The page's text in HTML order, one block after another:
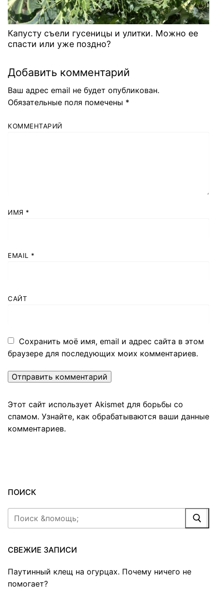
Капусту съели гусеницы и улитки. Можно ее
спасти или уже поздно?
Добавить комментарий
Ваш адрес email не будет опубликован.
Обязательные поля помечены *
КОММЕНТАРИЙ
ИМЯ *
EMAIL *
САЙТ
Сохранить моё имя, email и адрес сайта в этом
браузере для последующих моих комментариев.
Этот сайт использует Akismet для борьбы со
спамом. Узнайте, как обрабатываются ваши данные
комментариев.
ПОИСК
Найти:
СВЕЖИЕ ЗАПИСИ
Паутинный клещ на огурцах. Почему ничего не
помогает?